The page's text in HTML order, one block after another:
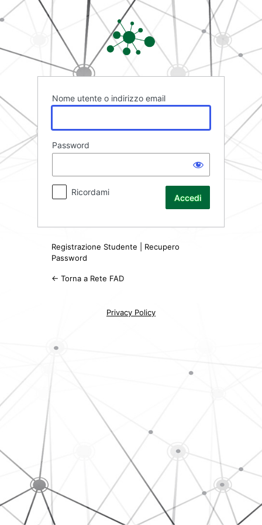
Accedi
Rete FAD
Nome utente o indirizzo email
Password
Ricordami
Registrazione Studente
Recupero
Password
← Torna a Rete FAD
Privacy Policy